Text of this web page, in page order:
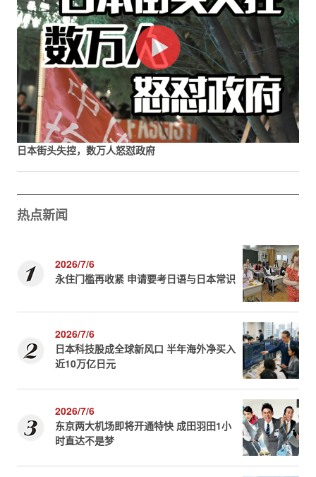
日本街头失控，数万人怒怼政府
热点新闻
2026/7/6
永住门槛再收紧 申请要考日语与日本常识
2026/7/6
日本科技股成全球新风口 半年海外净买入
近10万亿日元
2026/7/6
东京两大机场即将开通特快 成田羽田1小
时直达不是梦